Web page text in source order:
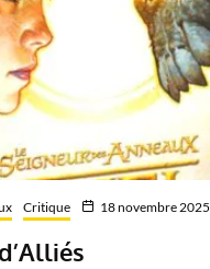
Critique 18 novembre 2025